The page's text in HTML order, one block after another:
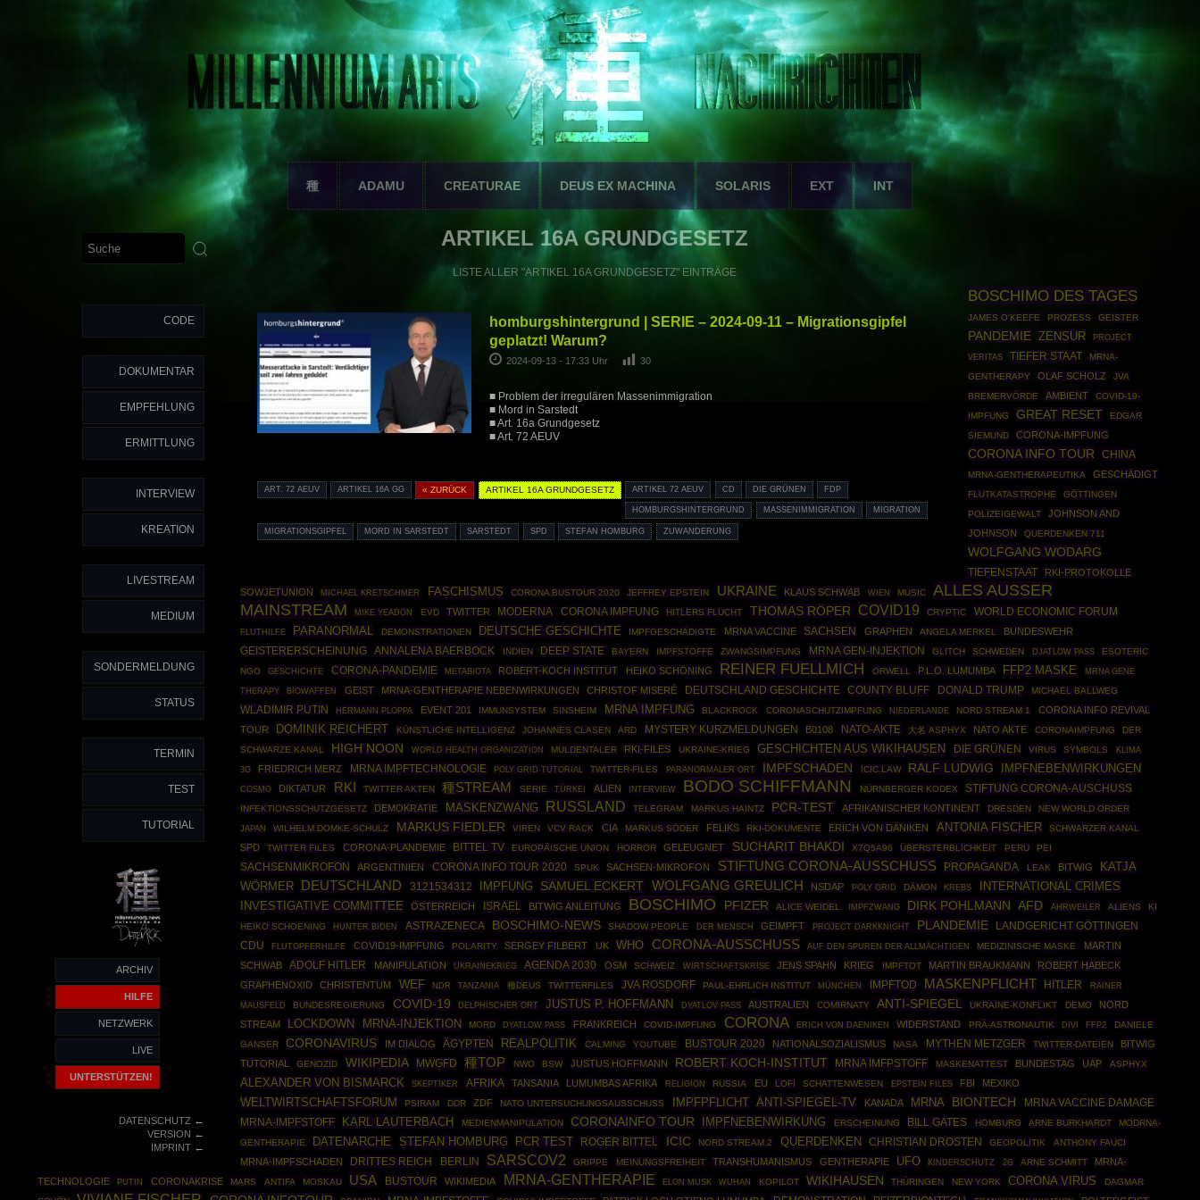
種 ADAMU CREATURAE DEUS EX MACHINA SOLARIS EXT INT
CODE
DOKUMENTAR
EMPFEHLUNG
ERMITTLUNG
INTERVIEW
KREATION
LIVESTREAM
MEDIUM
SONDERMELDUNG
STATUS
TERMIN
TEST
TUTORIAL
ARCHIV
HILFE
NETZWERK
LIVE
UNTERSTÜTZEN!
DATENSCHUTZ←
VERSION ←
IMPRINT←
ARTIKEL 16A GRUNDGESETZ
LISTE ALLER "ARTIKEL 16A GRUNDGESETZ" EINTRÄGE
homburgshintergrund | SERIE – 2024-09-11 – Migrationsgipfel
geplatzt! Warum?
2024-09-13 - 17:33 Uhr 30
■ Problem der irregulären Massenimmigration
■ Mord in Sarstedt
■ Art. 16a Grundgesetz
■ Art. 72 AEUV
ART. 72 AEUV ARTIKEL 16A GG « ZURÜCK ARTIKEL 16A GRUNDGESETZ ARTIKEL 72 AEUV CD DIE GRÜNEN FDP
HOMBURGSHINTERGRUND MASSENIMMIGRATION MIGRATION
MIGRATIONSGIPFEL MORD IN SARSTEDT SARSTEDT SPD STEFAN HOMBURG ZUWANDERUNG
BOSCHIMO DES TAGES
JAMES O'KEEFE PROZESS GEISTER
PANDEMIE ZENSUR PROJECT
VERITAS TIEFER STAAT
MRNA-
GENTHERAPY
OLAF SCHOLZ
JVA
BREMERVÖRDE
AMBIENT
COVID-19-
IMPFUNG
GREAT RESET
EDGAR
SIEMUND
CORONA-IMPFUNG
CORONA INFO TOUR CHINA
MRNA-GENTHERAPEUTIKA GESCHÄDIGT
FLUTKATASTROPHE
GÖTTINGEN
POLIZEIGEWALT
JOHNSON AND
JOHNSON
QUERDENKEN 711
WOLFGANG WODARG
TIEFENSTAAT
RKI-PROTOKOLLE
SOWJETUNION
MICHAEL KRETSCHMER FASCHISMUS CORONA BUSTOUR 2020 JEFFREY EPSTEIN UKRAINE KLAUS SCHWAB WIEN MUSIC
ALLES AUSSER
MAINSTREAM
MIKE YEADON EVD TWITTER MODERNA CORONA IMPFUNG HITLERS FLUCHT THOMAS RÖPER COVID19 CRYPTIC WORLD ECONOMIC FORUM
FLUTHILFE PARANORMAL DEMONSTRATIONEN DEUTSCHE GESCHICHTE IMPFGESCHÄDIGTE MRNA VACCINE SACHSEN GRAPHEN ANGELA MERKEL
BUNDESWEHR
GEISTERERSCHEINUNG
ANNALENA BAERBOCK INDIEN DEEP STATE BAYERN IMPFSTOFFE ZWANGSIMPFUNG MRNA GEN-INJEKTION GLITCH SCHWEDEN DJATLOW PASS
ESOTERIC
NGO
GESCHICHTE CORONA-PANDEMIE METABIOTA ROBERT-KOCH INSTITUT HEIKO SCHÖNING REINER FUELLMICH ORWELL P.L.O. LUMUMBA FFP2 MASKE
MRNA GENE
THERAPY
BIOWAFFEN GEIST MRNA-GENTHERAPIE NEBENWIRKUNGEN CHRISTOF MISERÉ DEUTSCHLAND GESCHICHTE COUNTY BLUFF DONALD TRUMP MICHAEL BALLWEG
WLADIMIR PUTIN HERMANN PLOPPA EVENT 201 IMMUNSYSTEM SINSHEIM MRNA IMPFUNG BLACKROCK CORONASCHUTZIMPFUNG NIEDERLANDE NORD STREAM 1
CORONA INFO REVIVAL
TOUR
DOMINIK REICHERT KÜNSTLICHE INTELLIGENZ JOHANNES CLASEN ARD MYSTERY KURZMELDUNGEN B0108 NATO-AKTE 大名 ASPHYX NATO AKTE CORONAIMPFUNG
DER
SCHWARZE KANAL
HIGH NOON WORLD HEALTH ORGANIZATION MULDENTALER RKI-FILES UKRAINE-KRIEG GESCHICHTEN AUS WIKIHAUSEN DIE GRÜNEN VIRUS SYMBOLS KLIMA
3G FRIEDRICH MERZ MRNA IMPFTECHNOLOGIE POLY GRID TUTORIAL TWITTER-FILES PARANORMALER ORT IMPFSCHADEN ICIC.LAW RALF LUDWIG IMPFNEBENWIRKUNGEN
COSMO DIKTATUR RKI TWITTER AKTEN 種STREAM SERIE TÜRKEI ALIEN INTERVIEW BODO SCHIFFMANN NÜRNBERGER KODEX STIFTUNG CORONA-AUSCHUSS
INFEKTIONSSCHUTZGESETZ DEMOKRATIE MASKENZWANG RUSSLAND TELEGRAM MARKUS HAINTZ PCR-TEST AFRIKANISCHER KONTINENT DRESDEN NEW WORLD ORDER
JAPAN WILHELM DOMKE-SCHULZ MARKUS FIEDLER VIREN VCV RACK CIA MARKUS SÖDER FELIKS RKI-DOKUMENTE ERICH VON DÄNIKEN ANTONIA FISCHER SCHWARZER KANAL
SPD TWITTER FILES CORONA-PLANDEMIE BITTEL TV EUROPÄISCHE UNION HORROR GELEUGNET SUCHARIT BHAKDI X7Q5A96 ÜBERSTERBLICHKEIT PERU PEI
SACHSENMIKROFON ARGENTINIEN CORONA INFO TOUR 2020 SPUK SACHSEN-MIKROFON STIFTUNG CORONA-AUSSCHUSS PROPAGANDA LEAK BITWIG
KATJA
WÖRMER
DEUTSCHLAND 3121534312 IMPFUNG SAMUEL ECKERT WOLFGANG GREULICH NSDAP POLY GRID DÄMON KREBS
INTERNATIONAL CRIMES
INVESTIGATIVE COMMITTEE
ÖSTERREICH ISRAEL BITWIG ANLEITUNG BOSCHIMO PFIZER ALICE WEIDEL IMPFZWANG DIRK POHLMANN AFD AHRWEILER ALIENS
KI
HEIKO SCHOENING
HUNTER BIDEN ASTRAZENECA BOSCHIMO-NEWS SHADOW PEOPLE DER MENSCH GEIMPFT PROJECT DARKKNIGHT PLANDEMIE LANDGERICHT GÖTTINGEN
CDU FLUTOPFERHILFE COVID19-IMPFUNG POLARITY SERGEY FILBERT UK WHO CORONA-AUSSCHUSS AUF DEN SPUREN DER ALLMÄCHTIGEN MEDIZINISCHE MASKE
MARTIN
SCHWAB
ADOLF HITLER MANIPULATION UKRAINEKRIEG AGENDA 2030 OSM SCHWEIZ WIRTSCHAFTSKRISE JENS SPAHN KRIEG IMPFTOT MARTIN BRAUKMANN
ROBERT HABECK
GRAPHENOXID
CHRISTENTUM WEF NDR TANZANIA 種DEUS TWITTERFILES JVA ROSDORF PAUL-EHRLICH INSTITUT MÜNCHEN IMPFTOD MASKENPFLICHT HITLER
RAINER
MAUSFELD
BUNDESREGIERUNG COVID-19 DELPHISCHER ORT JUSTUS P. HOFFMANN DYATLOV PASS AUSTRALIEN COMIRNATY ANTI-SPIEGEL UKRAINE-KONFLIKT DEMO
NORD
STREAM
LOCKDOWN MRNA-INJEKTION MORD DYATLOW PASS FRANKREICH COVID-IMPFUNG CORONA ERICH VON DAENIKEN WIDERSTAND PRÄ-ASTRONAUTIK DIVI FFP2
DANIELE
GANSER
CORONAVIRUS IM DIALOG ÄGYPTEN REALPOLITIK CALMING YOUTUBE BUSTOUR 2020 NATIONALSOZIALISMUS NASA MYTHEN METZGER TWITTER-DATEIEN
BITWIG
TUTORIAL
GENOZID WIKIPEDIA MWGFD 種TOP NWO BSW JUSTUS HOFFMANN ROBERT KOCH-INSTITUT MRNA IMFPSTOFF MASKENATTEST BUNDESTAG UAP ASPHYX
ALEXANDER VON BISMARCK SKEPTIKER AFRIKA TANSANIA LUMUMBAS AFRIKA RELIGION RUSSIA EU LOFI SCHATTENWESEN EPSTEIN FILES FBI MEXIKO
WELTWIRTSCHAFTSFORUM PSIRAM DDR ZDF NATO UNTERSUCHUNGSAUSSCHUSS IMPFPFLICHT ANTI-SPIEGEL-TV KANADA MRNA BIONTECH
MRNA VACCINE DAMAGE
MRNA-IMPFSTOFF
KARL LAUTERBACH MEDIENMANIPULATION CORONAINFO TOUR IMPFNEBENWIRKUNG ERSCHEINUNG BILL GATES HOMBURG ARNE BURKHARDT
MODRNA-
GENTHERAPIE
DATENARCHE STEFAN HOMBURG PCR TEST ROGER BITTEL ICIC NORD STREAM 2 QUERDENKEN CHRISTIAN DROSTEN GEOPOLITIK ANTHONY FAUCI
MRNA-IMPFSCHADEN DRITTES REICH BERLIN SARSCOV2 GRIPPE MEINUNGSFREIHEIT TRANSHUMANISMUS GENTHERAPIE UFO KINDERSCHUTZ 2G ARNE SCHMITT
MRNA-
TECHNOLOGIE
PUTIN CORONAKRISE MARS ANTIFA MOSKAU USA BUSTOUR WIKIMEDIA MRNA-GENTHERAPIE ELON MUSK WUHAN KOPILOT WIKIHAUSEN THÜRINGEN NEW YORK CORONA VIRUS
DAGMAR